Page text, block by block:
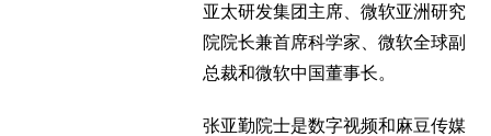
亚太研发集团主席、微软亚洲研究
院院长兼首席科学家、微软全球副
总裁和微软中国董事长。
张亚勤院士是数字视频和麻豆传媒